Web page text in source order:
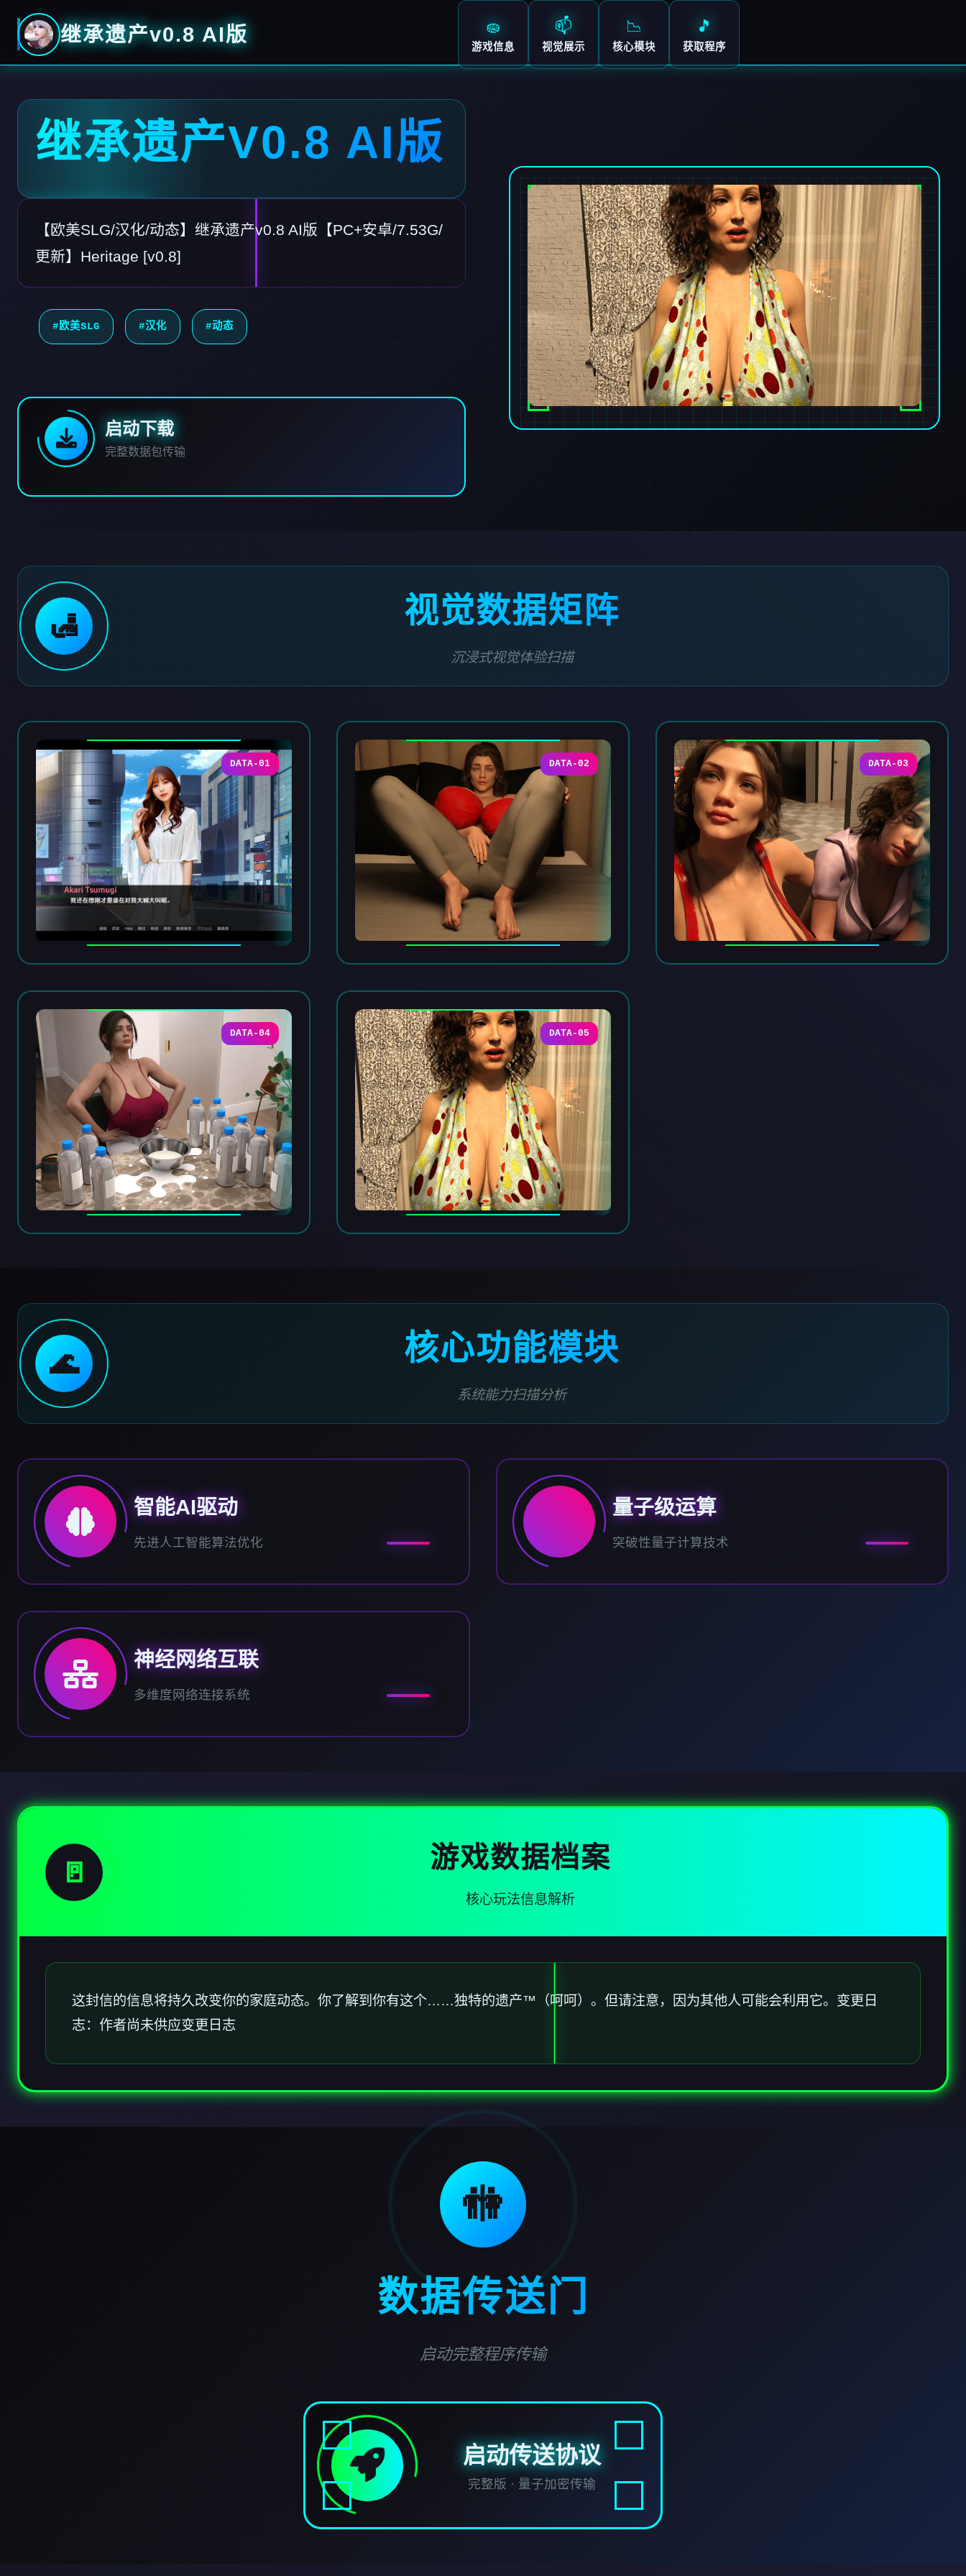
继承遗产v0.8 AI版 🧽
游戏信息
📫
视觉展示
📉
核心模块
🎵
获取程序
继承遗产V0.8 AI版
【欧美SLG/汉化/动态】继承遗产v0.8 AI版【PC+安卓/7.53G/
更新】Heritage [v0.8]
#欧美SLG #汉化 #动态
启动下载
完整数据包传输
🛃 视觉数据矩阵
沉浸式视觉体验扫描
DATA-01 DATA-02 DATA-03
DATA-04 DATA-05
🌊 核心功能模块
系统能力扫描分析
智能AI驱动
先进人工智能算法优化
量子级运算
突破性量子计算技术
神经网络互联
多维度网络连接系统
🚪 游戏数据档案
核心玩法信息解析
这封信的信息将持久改变你的家庭动态。你了解到你有这个……独特的遗产™（呵呵）。但请注意，因为其他人可能会利用它。变更日
志：作者尚未供应变更日志
🚻
数据传送门
启动完整程序传输
启动传送协议
完整版 · 量子加密传输